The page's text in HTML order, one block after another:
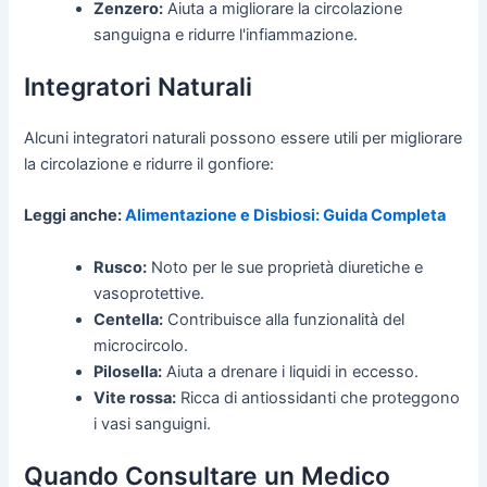
Zenzero: Aiuta a migliorare la circolazione
sanguigna e ridurre l'infiammazione.
Integratori Naturali
Alcuni integratori naturali possono essere utili per migliorare
la circolazione e ridurre il gonfiore:
Leggi anche:Alimentazione e Disbiosi: Guida Completa
Rusco: Noto per le sue proprietà diuretiche e
vasoprotettive.
Centella: Contribuisce alla funzionalità del
microcircolo.
Pilosella: Aiuta a drenare i liquidi in eccesso.
Vite rossa: Ricca di antiossidanti che proteggono
i vasi sanguigni.
Quando Consultare un Medico